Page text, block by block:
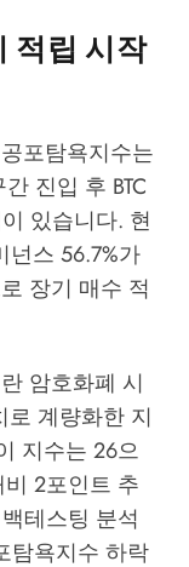
적립 시작
포탐욕지수는
진입 후 BTC
있습니다. 현
넌스 56.7%가
장기 매수 적
암호화폐 시
계량화한 지
지수는 26으
2포인트 추
테스팅 분석
탐욕지수 하락